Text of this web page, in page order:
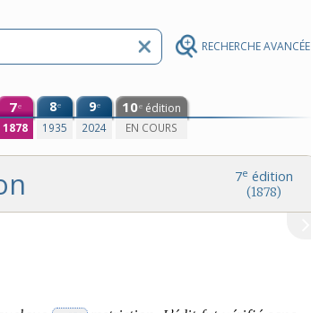
RECHERCHE AVANCÉE
7e
1878
8e
1935
9e
2024
10e édition
EN COURS
7e édition
(1878)